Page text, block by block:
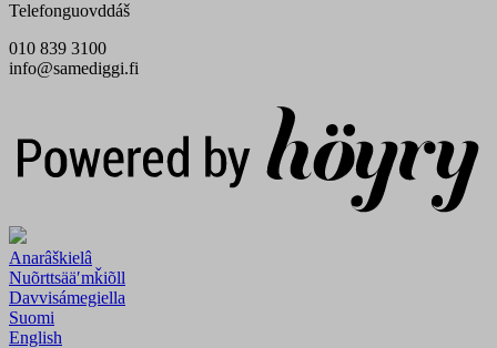
Telefonguovddáš
010 839 3100
info@samediggi.fi
Anarâškielâ
Nuõrttsääʹmǩiõll
Davvisámegiella
Suomi
English